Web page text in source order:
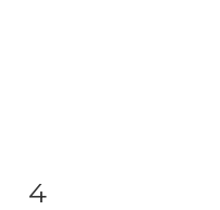
Fiche détaillée
4